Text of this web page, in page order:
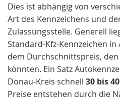
Dies ist abhängig von
Art des Kennzeichens und
Zulassungsstelle. Generell
Standard-Kfz-Kennzeichen
dem Durchschnittspreis,
könnten. Ein Satz
Donau-Kreis schnell 30 bis
Preise entstehen durch die